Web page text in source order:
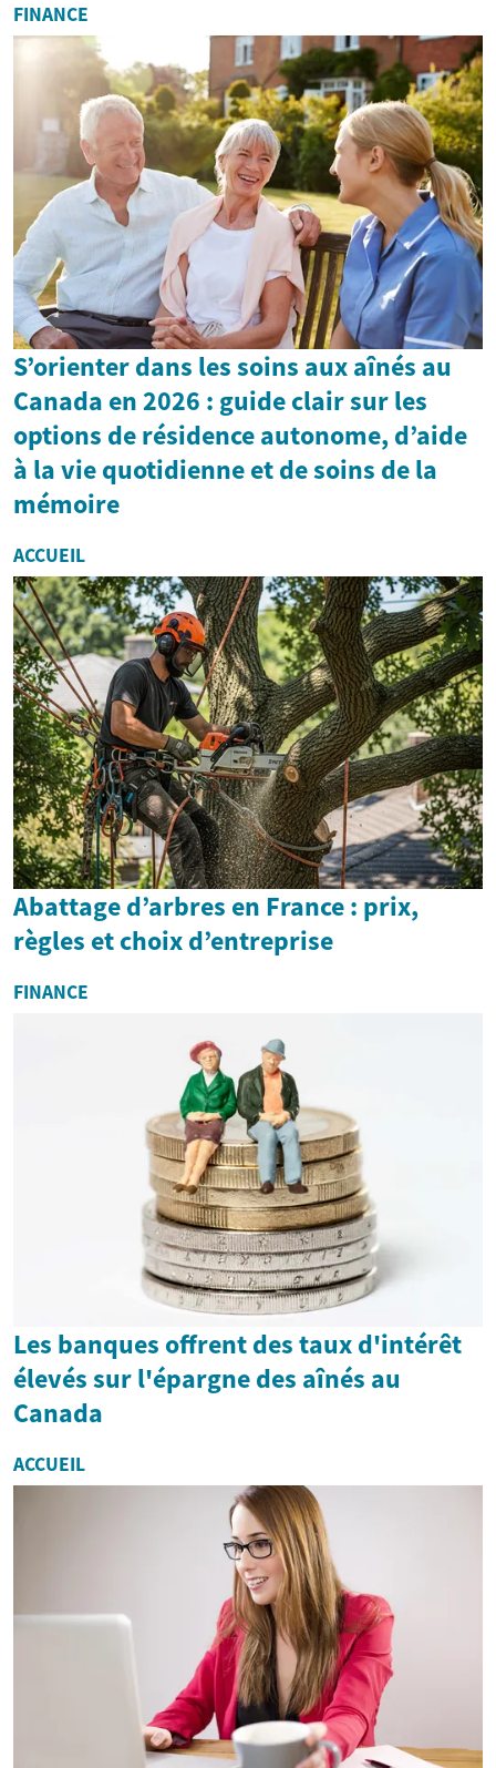
alliant rapidité de
construction, pers...
FINANCE
S’orienter dans les soins aux aînés au
Canada en 2026 : guide clair sur les
options de résidence autonome, d’aide
à la vie quotidienne et de soins de la
mémoire
ACCUEIL
Abattage d’arbres en France : prix,
règles et choix d’entreprise
FINANCE
Les banques offrent des taux d'intérêt
élevés sur l'épargne des aînés au
Canada
ACCUEIL